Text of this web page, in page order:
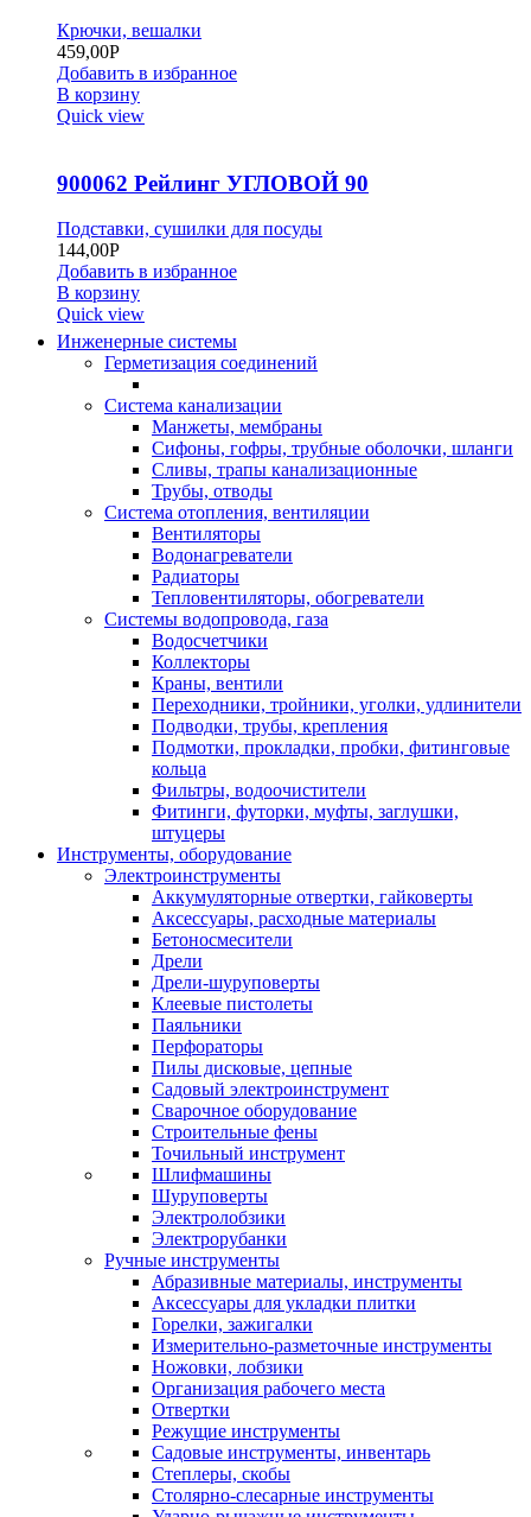
Крючки, вешалки
459,00Р
Добавить в избранное
В корзину
Quick view
900062 Рейлинг УГЛОВОЙ 90
Подставки, сушилки для посуды
144,00Р
Добавить в избранное
В корзину
Quick view
Инженерные системы
Герметизация соединений
Система канализации
Манжеты, мембраны
Сифоны, гофры, трубные оболочки, шланги
Сливы, трапы канализационные
Трубы, отводы
Система отопления, вентиляции
Вентиляторы
Водонагреватели
Радиаторы
Тепловентиляторы, обогреватели
Системы водопровода, газа
Водосчетчики
Коллекторы
Краны, вентили
Переходники, тройники, уголки, удлинители
Подводки, трубы, крепления
Подмотки, прокладки, пробки, фитинговые
кольца
Фильтры, водоочистители
Фитинги, футорки, муфты, заглушки,
штуцеры
Инструменты, оборудование
Электроинструменты
Аккумуляторные отвертки, гайковерты
Аксессуары, расходные материалы
Бетоносмесители
Дрели
Дрели-шуруповерты
Клеевые пистолеты
Паяльники
Перфораторы
Пилы дисковые, цепные
Садовый электроинструмент
Сварочное оборудование
Строительные фены
Точильный инструмент
Шлифмашины
Шуруповерты
Электролобзики
Электрорубанки
Ручные инструменты
Абразивные материалы, инструменты
Аксессуары для укладки плитки
Горелки, зажигалки
Измерительно-разметочные инструменты
Ножовки, лобзики
Организация рабочего места
Отвертки
Режущие инструменты
Садовые инструменты, инвентарь
Степлеры, скобы
Столярно-слесарные инструменты